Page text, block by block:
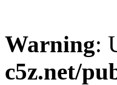
Warning:
c5z.net/